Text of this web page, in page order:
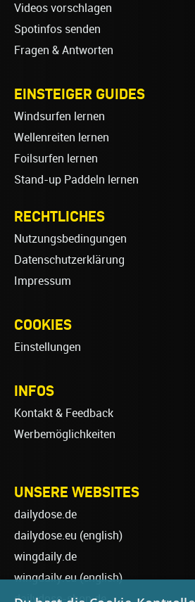
Videos vorschlagen
Spotinfos senden
Fragen & Antworten
EINSTEIGER GUIDES
Windsurfen lernen
Wellenreiten lernen
Foilsurfen lernen
Stand-up Paddeln lernen
RECHTLICHES
Nutzungsbedingungen
Datenschutzerklärung
Impressum
COOKIES
Einstellungen
INFOS
Kontakt & Feedback
Werbemöglichkeiten
UNSERE WEBSITES
dailydose.de
dailydose.eu (english)
wingdaily.de
wingdaily.eu(english)
dailydose-shop.de